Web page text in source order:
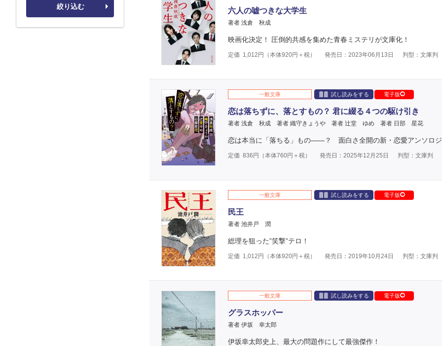
六人の嘘つきな大学生
著者 浅倉 秋成
映画化決定！ 圧倒的共感を集めた青春ミステリが文庫化！
定価 1,012 円（本体920円＋税） 発売日：2023年06月13日 判型：文庫判
一般文庫 試し読みをする 電子版
恋は落ちずに、落とすもの？ 君に綴る４つの駆け引き
著者 浅倉 秋成 著者 織守きょうや 著者 辻堂 ゆめ 著者 日部 星花
恋は本当に「落ちる」もの――？ 面白さ全開の新・恋愛アンソロ
定価 836 円（本体760円＋税） 発売日：2025年12月25日 判型：文庫判
一般文庫 試し読みをする 電子版
民王
著者 池井戸 潤
総理を狙った”笑撃”テロ！
定価 1,012 円（本体920円＋税） 発売日：2019年10月24日 判型：文庫判
一般文庫 試し読みをする 電子版
グラスホッパー
著者 伊坂 幸太郎
伊坂幸太郎史上、最大の問題作にして最強傑作！
絞り込む